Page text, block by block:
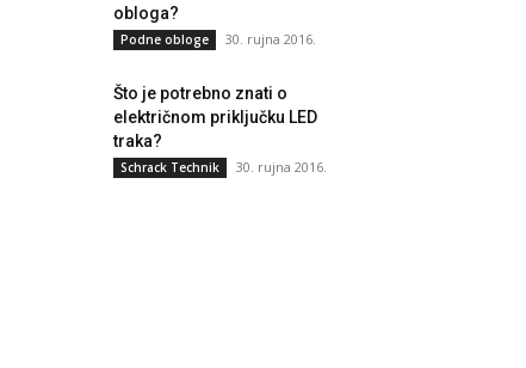
obloga?
Podne obloge 30. rujna 2016.
Što je potrebno znati o
električnom priključku LED
traka?
Schrack Technik 30. rujna 2016.